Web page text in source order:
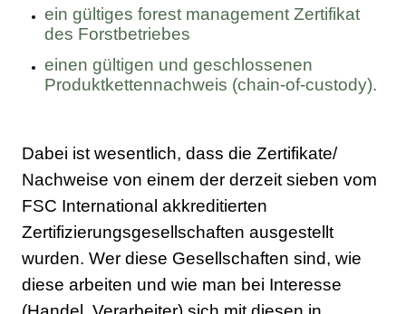
ein gültiges forest management Zertifikat
des Forstbetriebes
einen gültigen und geschlossenen
Produktkettennachweis (chain-of-custody).
Dabei ist wesentlich, dass die Zertifikate/
Nachweise von einem der derzeit sieben vom
FSC International akkreditierten
Zertifizierungsgesellschaften ausgestellt
wurden. Wer diese Gesellschaften sind, wie
diese arbeiten und wie man bei Interesse